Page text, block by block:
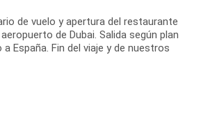
de vuelo y apertura del restaurante
de Dubai. Salida según plan
España. Fin del viaje y de nuestros